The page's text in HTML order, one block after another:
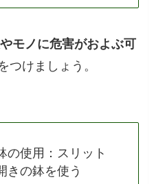
モノに危害がおよぶ可
つけましょう。
の使用：スリット
きの鉢を使う